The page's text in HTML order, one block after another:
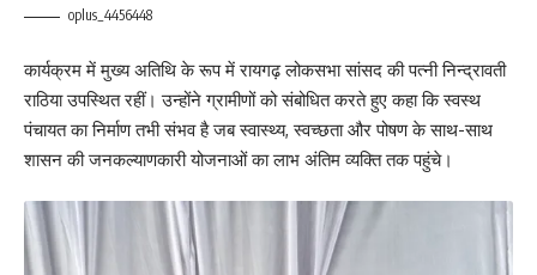
oplus_4456448
कार्यक्रम में मुख्य अतिथि के रूप में रायगढ़ लोकसभा सांसद की पत्नी निन्द्रावती
राठिया उपस्थित रहीं। उन्होंने ग्रामीणों को संबोधित करते हुए कहा कि स्वस्थ
पंचायत का निर्माण तभी संभव है जब स्वास्थ्य, स्वच्छता और पोषण के साथ-साथ
शासन की जनकल्याणकारी योजनाओं का लाभ अंतिम व्यक्ति तक पहुंचे।